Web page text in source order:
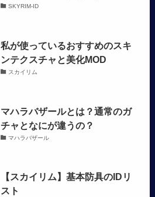
SKYRIM-ID
私が使っているおすすめのスキ
ンテクスチャと美化MOD
スカイリム
マハラバザールとは？通常のガ
チャとなにが違うの？
マハラバザール
【スカイリム】基本防具のIDリ
スト